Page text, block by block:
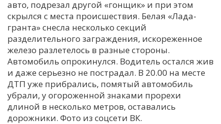
Е
И
К
С
Т
авто, подрезал другой «гонщик» и при этом
скрылся с места происшествия. Белая «Лада-
гранта» снесла несколько секций
разделительного заграждения, искореженное
железо разлетелось в разные стороны.
Автомобиль опрокинулся. Водитель остался жив
и даже серьезно не пострадал. В 20.00 на месте
ДТП уже прибрались, помятый автомобиль
убрали, у огороженной знаками прорехи
длиной в несколько метров, оставались
дорожники. Фото из соцсети ВК.